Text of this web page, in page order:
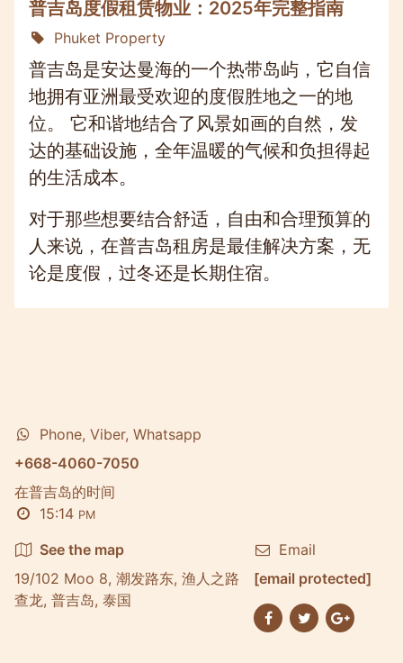
普吉岛度假租赁物业：2025年完整指南
Phuket Property
普吉岛是安达曼海的一个热带岛屿，它自信
地拥有亚洲最受欢迎的度假胜地之一的地
位。 它和谐地结合了风景如画的自然，发
达的基础设施，全年温暖的气候和负担得起
的生活成本。
对于那些想要结合舒适，自由和合理预算的
人来说，在普吉岛租房是最佳解决方案，无
论是度假，过冬还是长期住宿。
Phone, Viber, Whatsapp
+668-4060-7050
在普吉岛的时间
15:14 PM
See the map
19/102 Moo 8, 潮发路东, 渔人之路
查龙, 普吉岛, 泰国
Email
[email protected]